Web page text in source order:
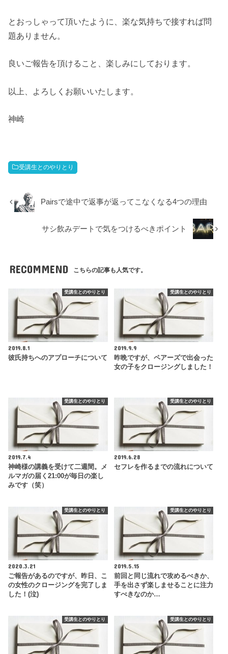
とおっしゃって頂いたように、楽な気持ちで接すれば問
題ありません。
良いご報告を頂けること、楽しみにしております。
以上、よろしくお願いいたします。
神崎
受講生とのやりとり
Pairsで途中で返事が返ってこなくなる4つの理由
サシ飲みデートで気をつけるべきポイント
RECOMMEND こちらの記事も人気です。
受講生とのやりとり
2019.8.1
彼氏持ちへのアプローチについて
受講生とのやりとり
2019.9.9
昨晩ですが、ペアーズで出会った
女の子をクロージングしました！
受講生とのやりとり
2019.7.4
神崎様の講義を受けて二週間。メ
ルマガの届く21:00が毎日の楽し
みです（笑）
受講生とのやりとり
2019.6.28
セフレを作るまでの流れについて
受講生とのやりとり
2020.3.21
ご報告があるのですが、昨日、こ
の女性のクロージングを完了しま
した！(泣)
受講生とのやりとり
2019.5.15
前回と同じ流れで攻めるべきか、
手を出さず楽しませることに注力
すべきなのか…
受講生とのやりとり 受講生とのやりとり